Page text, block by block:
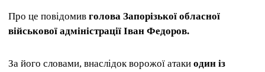
Про це повідомив голова Запорізької обласної
військової адміністрації Іван Федоров.
За його словами, внаслідок ворожої атаки один із